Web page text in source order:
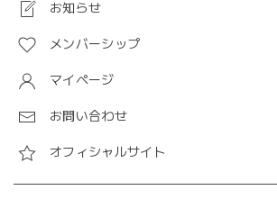
お知らせ
メンバーシップ
マイページ
お問い合わせ
オフィシャルサイト